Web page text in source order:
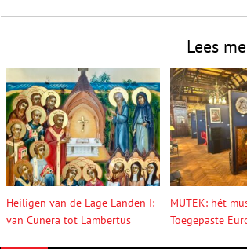
Lees
Heiligen van de Lage Landen I:
van Cunera tot Lambertus
MUTEK: hét
Toegepaste